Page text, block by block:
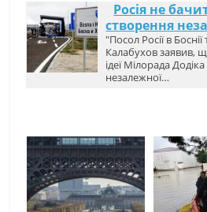
Росія не
створення
"Посол Росії в
Калабухов заявив,
ідеї Мілорада
незалежної…